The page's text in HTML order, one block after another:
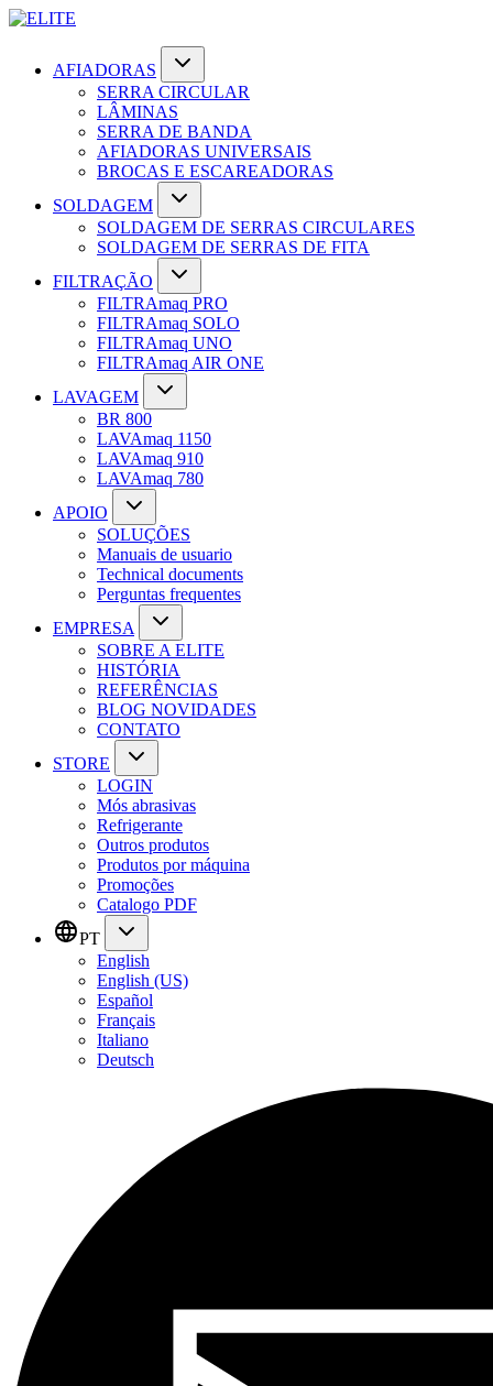
AFIADORAS
SERRA CIRCULAR
LÂMINAS
SERRA DE BANDA
AFIADORAS UNIVERSAIS
BROCAS E ESCAREADORAS
SOLDAGEM
SOLDAGEM DE SERRAS CIRCULARES
SOLDAGEM DE SERRAS DE FITA
FILTRAÇÃO
FILTRAmaq PRO
FILTRAmaq SOLO
FILTRAmaq UNO
FILTRAmaq AIR ONE
LAVAGEM
BR 800
LAVAmaq 1150
LAVAmaq 910
LAVAmaq 780
APOIO
SOLUÇÕES
Manuais de usuario
Technical documents
Perguntas frequentes
EMPRESA
SOBRE A ELITE
HISTÓRIA
REFERÊNCIAS
BLOG NOVIDADES
CONTATO
STORE
LOGIN
Mós abrasivas
Refrigerante
Outros produtos
Produtos por máquina
Promoções
Catalogo PDF
PT
English
English (US)
Español
Français
Italiano
Deutsch